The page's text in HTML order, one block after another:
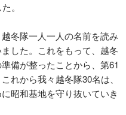
。
冬隊一人一人の名前を読み
した。これをもって、越冬
備が整ったことから、第61
れから我々越冬隊30名は、
昭和基地を守り抜いていき